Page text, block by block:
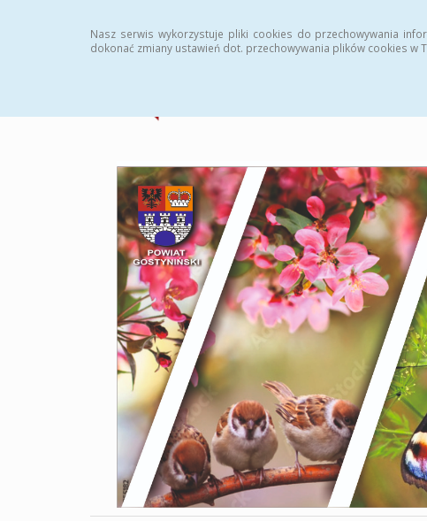
Nasz serwis wykorzystuje pliki cookies do przechowywania
dokonać zmiany ustawień dot. przechowywania plików cookies w